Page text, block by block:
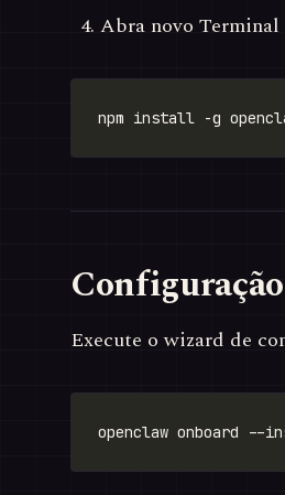
Abra novo Terminal
Execute o wizard de